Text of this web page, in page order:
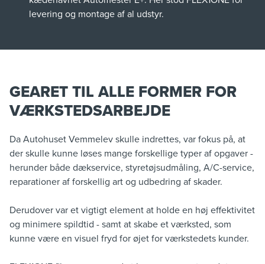
levering og montage af al udstyr.
GEARET TIL ALLE FORMER FOR
VÆRKSTEDSARBEJDE
Da Autohuset Vemmelev skulle indrettes, var fokus på, at
der skulle kunne løses mange forskellige typer af opgaver -
herunder både dækservice, styretøjsudmåling, A/C-service,
reparationer af forskellig art og udbedring af skader.
Derudover var et vigtigt element at holde en høj effektivitet
og minimere spildtid - samt at skabe et værksted, som
kunne være en visuel fryd for øjet for værkstedets kunder.